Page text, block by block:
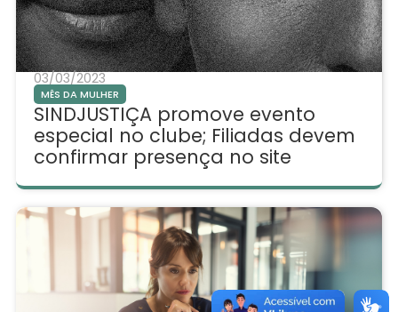
03/03/2023
MÊS DA MULHER
SINDJUSTIÇA promove evento
especial no clube; Filiadas devem
confirmar presença no site